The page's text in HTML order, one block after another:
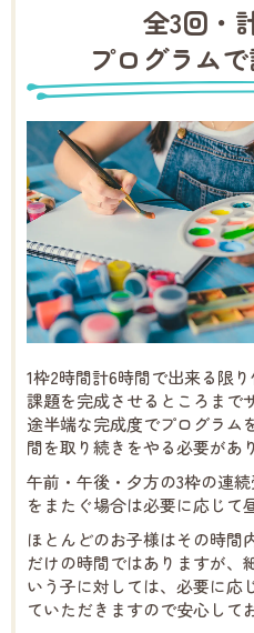
全3回・
プログラム
1枠2時間計6時間で出来る限り
課題を完成させるところまで
途半端な完成度でプログラム
間を取り続きをやる必要があ
午前・午後・夕方の3枠の連
をまたぐ場合は必要に応じて
ほとんどのお子様はその時間
だけの時間ではありますが、
いう子に対しては、必要に応
ていただきますので安心して